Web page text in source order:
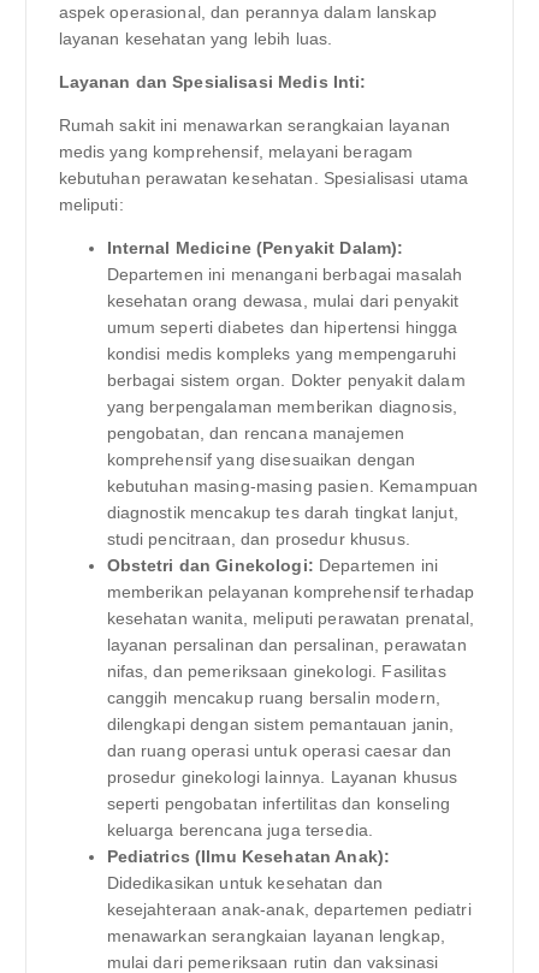
aspek operasional, dan perannya dalam lanskap
layanan kesehatan yang lebih luas.
Layanan dan Spesialisasi Medis Inti:
Rumah sakit ini menawarkan serangkaian layanan
medis yang komprehensif, melayani beragam
kebutuhan perawatan kesehatan. Spesialisasi utama
meliputi:
Internal Medicine (Penyakit Dalam):
Departemen ini menangani berbagai masalah
kesehatan orang dewasa, mulai dari penyakit
umum seperti diabetes dan hipertensi hingga
kondisi medis kompleks yang mempengaruhi
berbagai sistem organ. Dokter penyakit dalam
yang berpengalaman memberikan diagnosis,
pengobatan, dan rencana manajemen
komprehensif yang disesuaikan dengan
kebutuhan masing-masing pasien. Kemampuan
diagnostik mencakup tes darah tingkat lanjut,
studi pencitraan, dan prosedur khusus.
Obstetri dan Ginekologi: Departemen ini
memberikan pelayanan komprehensif terhadap
kesehatan wanita, meliputi perawatan prenatal,
layanan persalinan dan persalinan, perawatan
nifas, dan pemeriksaan ginekologi. Fasilitas
canggih mencakup ruang bersalin modern,
dilengkapi dengan sistem pemantauan janin,
dan ruang operasi untuk operasi caesar dan
prosedur ginekologi lainnya. Layanan khusus
seperti pengobatan infertilitas dan konseling
keluarga berencana juga tersedia.
Pediatrics (Ilmu Kesehatan Anak):
Didedikasikan untuk kesehatan dan
kesejahteraan anak-anak, departemen pediatri
menawarkan serangkaian layanan lengkap,
mulai dari pemeriksaan rutin dan vaksinasi